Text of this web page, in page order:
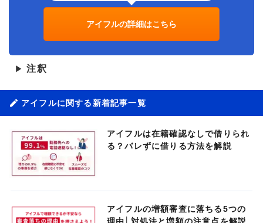
アイフルの詳細はこちら
▶ 注釈
アイフルに関する新着記事一覧
アイフルは在籍確認なしで借りられ
る？バレずに借りる方法を解説
アイフルの増額審査に落ちる5つの